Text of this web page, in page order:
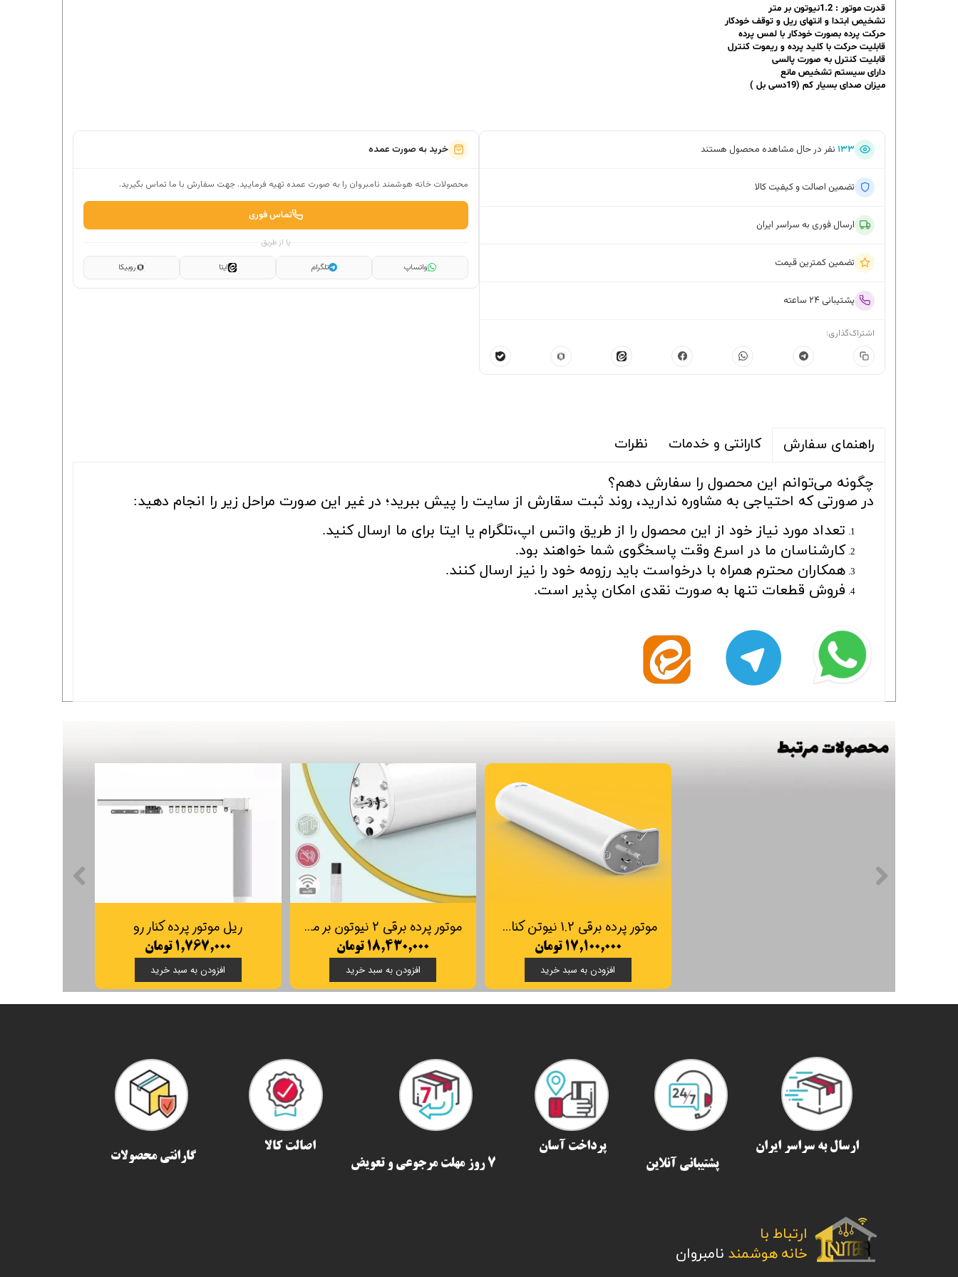
قدرت موتور : 1.2نیوتون بر متر
تشخیص ابتدا و انتهای ریل و توقف خودکار
حرکت پرده بصورت خودکار با لمس پرده
قابلیت حرکت با کلید پرده و ریموت کنترل
قابلیت کنترل به صورت پالسی
دارای سیستم تشخیص مانع
میزان صدای بسیار کم (19دسی بل )
۱۳۳ نفر در حال مشاهده محصول هستند
تضمین اصالت و کیفیت کالا
ارسال فوری به سراسر ایران
تضمین کمترین قیمت
پشتیبانی ۲۴ ساعته
اشتراک‌گذاری:
خرید به صورت عمده
محصولات خانه هوشمند نامبروان را به صورت عمده تهیه فرمایید. جهت سفارش با ما تماس بگیرید.
تماس فوری
یا از طریق
واتساپ تلگرام ایتا روبیکا
راهنمای سفارش کارانتی و خدمات نظرات
چگونه می‌توانم این محصول را سفارش دهم؟
در صورتی که احتیاجی به مشاوره ندارید، روند ثبت سقارش از سایت را پیش ببرید؛ در غیر این صورت مراحل زیر را انجام دهید:
تعداد مورد نیاز خود از این محصول را از طریق واتس اپ،تلگرام یا ایتا برای ما ارسال کنید.
کارشناسان ما در اسرع وقت پاسخگوی شما خواهند بود.
همکاران محترم همراه با درخواست باید رزومه خود را نیز ارسال کنند.
فروش قطعات تنها به صورت نقدی امکان پذیر است.
ریل موتور پرده کنار رو
۱,۷۶۷,۰۰۰ تومان
افزودن به سبد خرید
موتور پرده برقی 2 نیوتون بر متر کناررو Maxon مدل M20- 4E-2
۱۸,۴۳۰,۰۰۰ تومان
افزودن به سبد خرید
موتور پرده برقی 1.2 نیوتن کناررو Maxon مدل M20- 3E- 1
۱۷,۱۰۰,۰۰۰ تومان
افزودن به سبد خرید
ارتباط با
​​​​​​​خانه هوشمند نامبروان
ارسال به سراسر ایران​​​​​​​
پشتیبانی آنلاین
پرداخت آسان
7 روز مهلت مرجوعی و تعویض
اصالت کالا
گارانتی محصولات